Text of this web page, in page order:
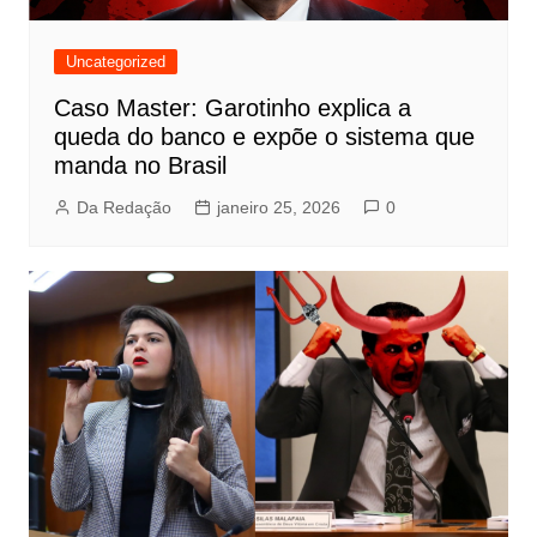
Uncategorized
Caso Master: Garotinho explica a
queda do banco e expõe o sistema que
manda no Brasil
Da Redação janeiro 25, 2026 0